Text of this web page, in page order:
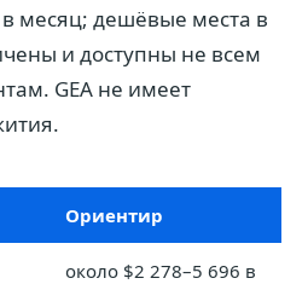
месяц; дешёвые места в
и доступны не всем
GEA не имеет
Ориентир
около $2 278–5 696 в